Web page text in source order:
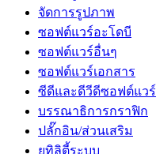
จัดการรูปภาพ
ซอฟต์แวร์อะโดบี
ซอฟต์แวร์อื่นๆ
ซอฟต์แวร์เอกสาร
ซีดีและดีวีดีซอฟต์แวร์
บรรณาธิการกราฟิก
ปลั๊กอิน/ส่วนเสริม
ยูทิลิตี้ระบบ